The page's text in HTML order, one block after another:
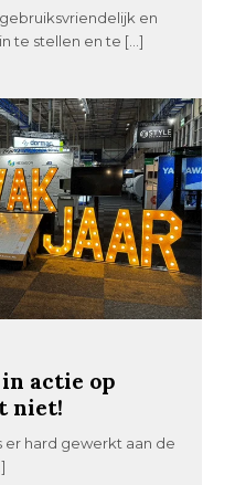
en
te stellen en te […]
actie op
niet!
er hard gewerkt aan de